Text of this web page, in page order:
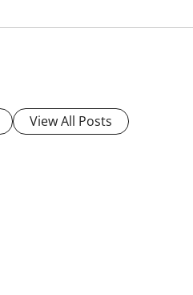
View All Posts